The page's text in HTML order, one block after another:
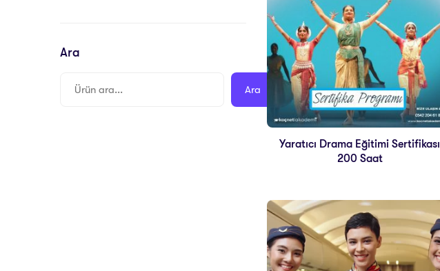
Ara
Ara
Yaratıcı Drama Eğitimi Sertifikası
200 Saat